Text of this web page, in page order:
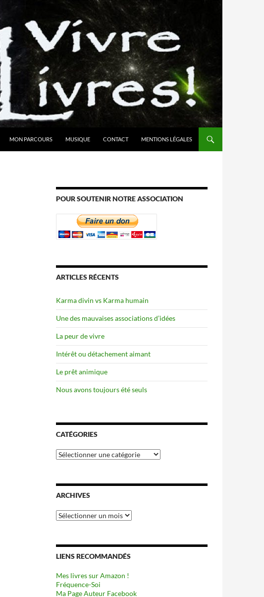
MON PARCOURS MUSIQUE CONTACT MENTIONS LÉGALES
POUR SOUTENIR NOTRE ASSOCIATION
ARTICLES RÉCENTS
Karma divin vs Karma humain
Une des mauvaises associations d’idées
La peur de vivre
Intérêt ou détachement aimant
Le prêt animique
Nous avons toujours été seuls
CATÉGORIES
Catégories
ARCHIVES
Archives
LIENS RECOMMANDÉS
Mes livres sur Amazon !
Fréquence-Soi
Ma Page Auteur Facebook